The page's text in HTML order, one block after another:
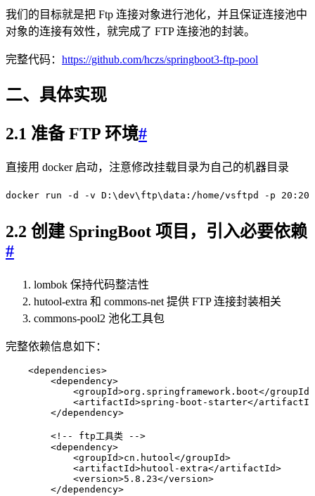
我们的目标就是把 Ftp 连接对象进行池化，并且保证连接池中
对象的连接有效性，就完成了 FTP 连接池的封装。
完整代码： https://github.com/hczs/springboot3-ftp-pool
二、具体实现
2.1 准备 FTP 环境#
直接用 docker 启动，注意修改挂载目录为自己的机器目录
docker run -d -v D: \dev\ftp\d ata:/home/vsftpd -p 20:20
2.2 创建 SpringBoot 项目，引入必要依赖
#
lombok 保持代码整洁性
hutool-extra 和 commons-net 提供 FTP 连接封装相关
commons-pool2 池化工具包
完整依赖信息如下：
    <
dependencies>
        <
dependency>
            <
groupId>org.springframework.boot</groupId
            <
artifactId>spring-boot-starter</artifactId
        </
dependency>
        <!-- ftp工具类 -->
        <
dependency>
            <
groupId>cn.hutool</groupId>
            <
artifactId>hutool-extra</artifactId>
            <
version>5.8.23</version>
        </
dependency>